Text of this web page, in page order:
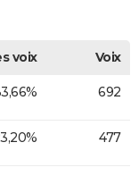
voix
Voix
692
477